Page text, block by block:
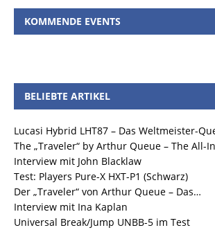
KOMMENDE EVENTS
BELIEBTE ARTIKEL
Lucasi Hybrid LHT87 – Das Weltmeister-
The „Traveler“ by Arthur Queue – The All-
Interview mit John Blacklaw
Test: Players Pure-X HXT-P1 (Schwarz)
Der „Traveler“ von Arthur Queue – Das…
Interview mit Ina Kaplan
Universal Break/Jump UNBB-5 im Test